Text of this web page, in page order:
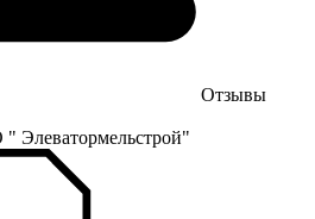
Отзывы
Элеватормельстрой"